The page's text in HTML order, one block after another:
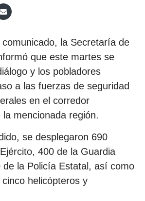
la Secretaría de
que este martes se
y los pobladores
a las fuerzas de seguridad
en el corredor
mencionada región.
se desplegaron 690
400 de la Guardia
de la Policía Estatal, así como
helicópteros y